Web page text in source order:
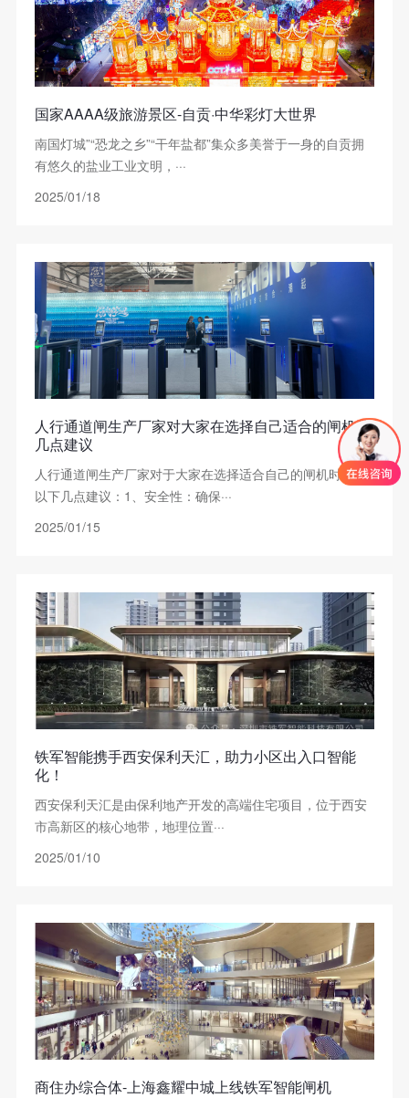
国家AAAA级旅游景区-自贡·中华彩灯大世界
南国灯城”“恐龙之乡”“干年盐都”集众多美誉于一身的自贡拥
有悠久的盐业工业文明，···
2025/01/18
人行通道闸生产厂家对大家在选择自己适合的闸机的
几点建议
人行通道闸生产厂家对于大家在选择适合自己的闸机时，有
以下几点建议：1、安全性：确保···
2025/01/15
铁军智能携手西安保利天汇，助力小区出入口智能
化！
西安保利天汇是由保利地产开发的高端住宅项目，位于西安
市高新区的核心地带，地理位置···
2025/01/10
商住办综合体-上海鑫耀中城上线铁军智能闸机